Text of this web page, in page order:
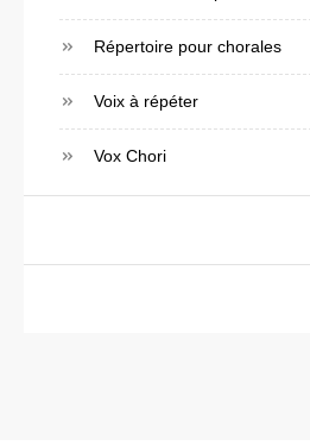
Répertoire pour chorales
Voix à répéter
Vox Chori